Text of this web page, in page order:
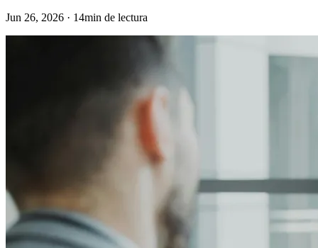
Jun 26, 2026 · 14min de lectura